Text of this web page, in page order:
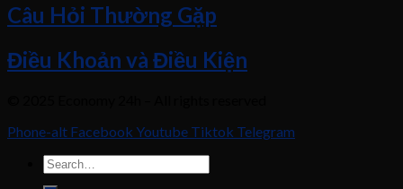
Câu Hỏi Thường Gặp
Điều Khoản và Điều Kiện
Phone-alt Facebook Youtube Tiktok Telegram